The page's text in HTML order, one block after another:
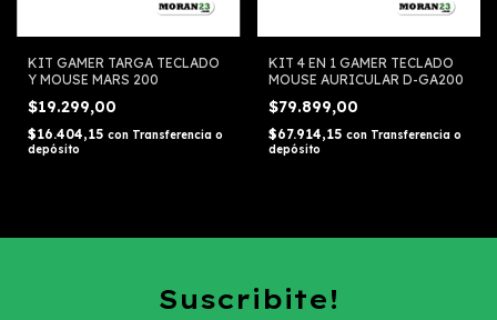
KIT GAMER TARGA TECLADO
Y MOUSE MARS 200
$19.299,00
$16.404,15 con Transferencia o
depósito
KIT 4 EN 1 GAMER TECLADO
MOUSE AURICULAR D-GA200
$79.899,00
$67.914,15 con Transferencia o
depósito
Suscribite!